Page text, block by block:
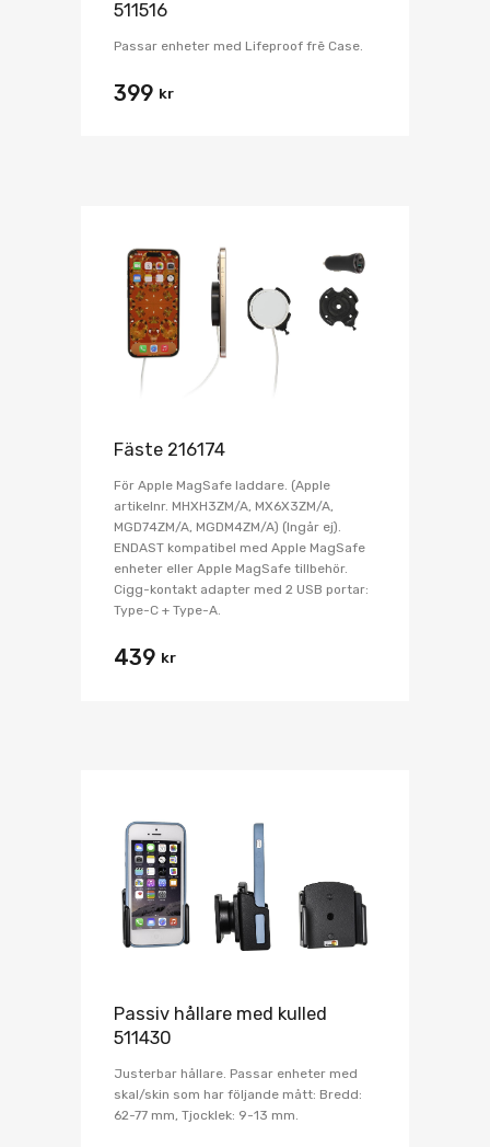
511516
Passar enheter med Lifeproof frē Case.
399 kr
Fäste 216174
För Apple MagSafe laddare. (Apple
artikelnr. MHXH3ZM/A, MX6X3ZM/A,
MGD74ZM/A, MGDM4ZM/A) (Ingår ej).
ENDAST kompatibel med Apple MagSafe
enheter eller Apple MagSafe tillbehör.
Cigg-kontakt adapter med 2 USB portar:
Type-C + Type-A.
439 kr
Passiv hållare med kulled
511430
Justerbar hållare. Passar enheter med
skal/skin som har följande mått: Bredd:
62-77 mm, Tjocklek: 9-13 mm.